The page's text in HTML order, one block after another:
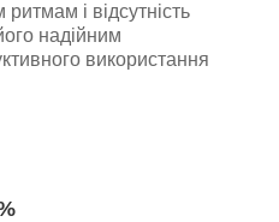
ритмам і відсутність
надійним
використання